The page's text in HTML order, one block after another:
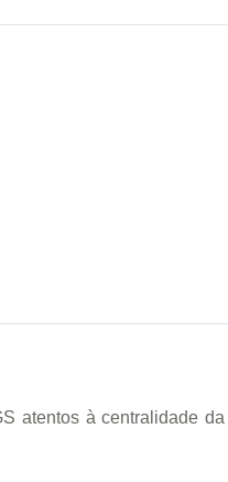
atentos à centralidade